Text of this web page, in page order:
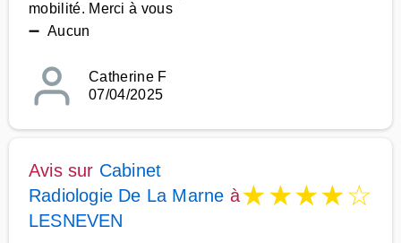
mobilité. Merci à vous
➖ Aucun
Catherine F
07/04/2025
Avis sur Cabinet
Radiologie De La Marne à
LESNEVEN
★★★★☆